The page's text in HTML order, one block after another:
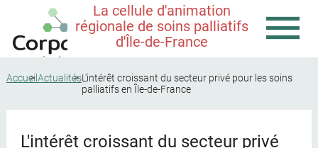
La cellule d'animation
régionale de soins palliatifs
d'Île-de-France
Accueil ActualitésL'intérêt croissant du secteur privé pour les soins
palliatifs en Île-de-France
L'intérêt croissant du secteur privé